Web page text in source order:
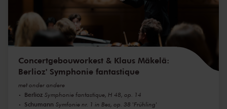
Concertgebouworkest & Klaus Mäkelä:
Berlioz' Symphonie fantastique
met onder andere
Berlioz Symphonie fantastique, H 48, op. 14
Schumann Symfonie nr. 1 in Bes, op. 38 'Frühling'